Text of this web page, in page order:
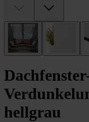
hellgrau